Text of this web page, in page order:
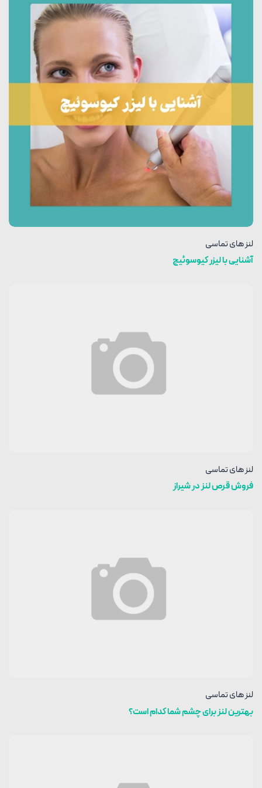
لنز های تماسی
آشنایی با لیزر کیوسوئیچ
لنز های تماسی
فروش قرص لنز در شیراز
لنز های تماسی
بهترین لنز برای چشم شما کدام است؟